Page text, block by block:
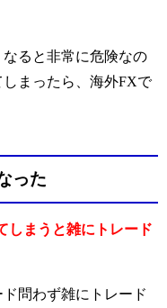
ると非常に危険なの
まったら、海外FXで
った
しまうと雑にトレード
問わず雑にトレード